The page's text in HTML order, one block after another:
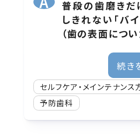
普段の歯磨きだ
しきれない「バ
（歯の表面につ
残っている可
続き
セルフケア・メインテナンス
予防歯科